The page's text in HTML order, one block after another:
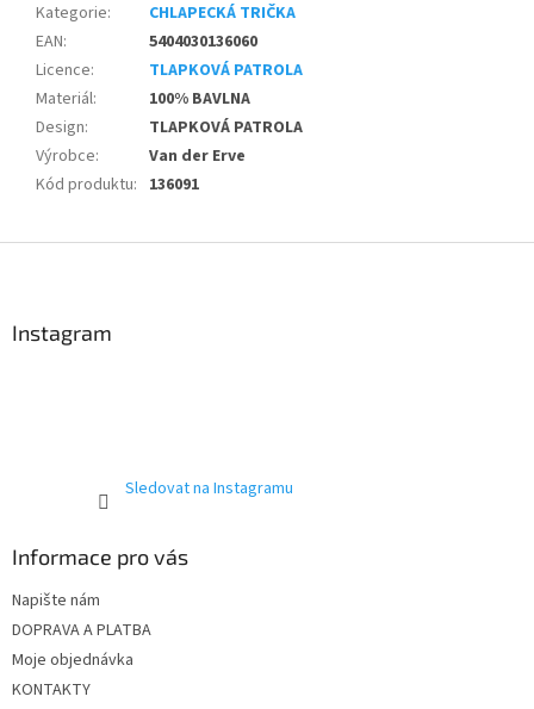
Kategorie:
CHLAPECKÁ TRIČKA
EAN:
5404030136060
Licence:
TLAPKOVÁ PATROLA
Materiál:
100% BAVLNA
Design:
TLAPKOVÁ PATROLA
Výrobce:
Van der Erve
Kód produktu: 136091
Instagram
Sledovat na Instagramu
Informace pro vás
Napište nám
DOPRAVA A PLATBA
Moje objednávka
KONTAKTY